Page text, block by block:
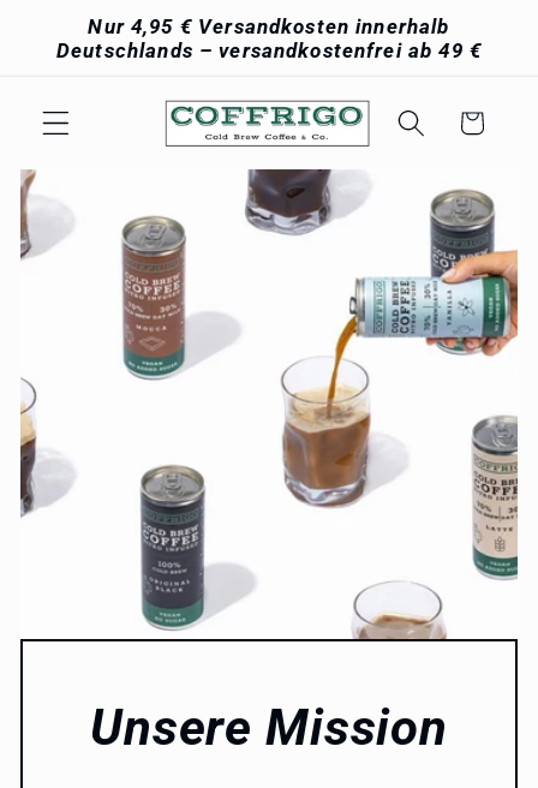
Inhalt
Nur 4,95 € Versandkosten innerhalb
Deutschlands – versandkostenfrei ab 49 €
Warenkorb
Unsere Mission